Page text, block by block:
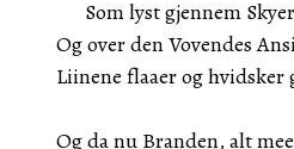
Som lyst gjennem
Og over den Vovendes
Liinene flaaer og hvidsker
Og da nu Branden, alt